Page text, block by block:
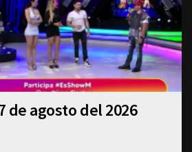
de agosto del 2026